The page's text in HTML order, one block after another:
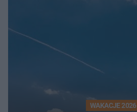
WAKACJE 2026